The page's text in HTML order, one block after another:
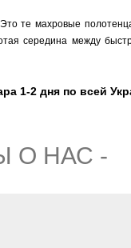
те махровые
середина между
1-2 дня по всей
О НАС -